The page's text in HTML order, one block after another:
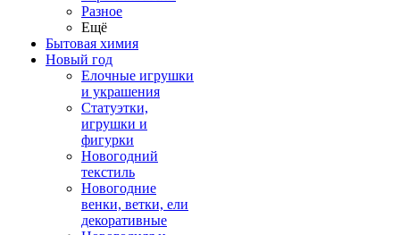
Разное
Ещё
Бытовая химия
Новый год
Елочные игрушки
и украшения
Статуэтки,
игрушки и
фигурки
Новогодний
текстиль
Новогодние
венки, ветки, ели
декоративные